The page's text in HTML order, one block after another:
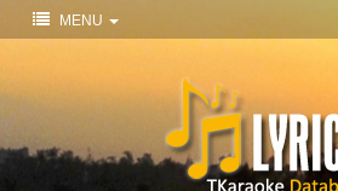
MENU